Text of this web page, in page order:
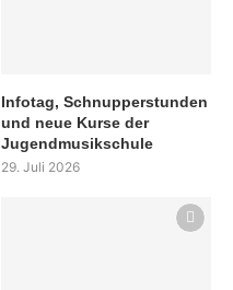
Infotag, Schnupperstunden
und neue Kurse der
Jugendmusikschule
29. Juli 2026